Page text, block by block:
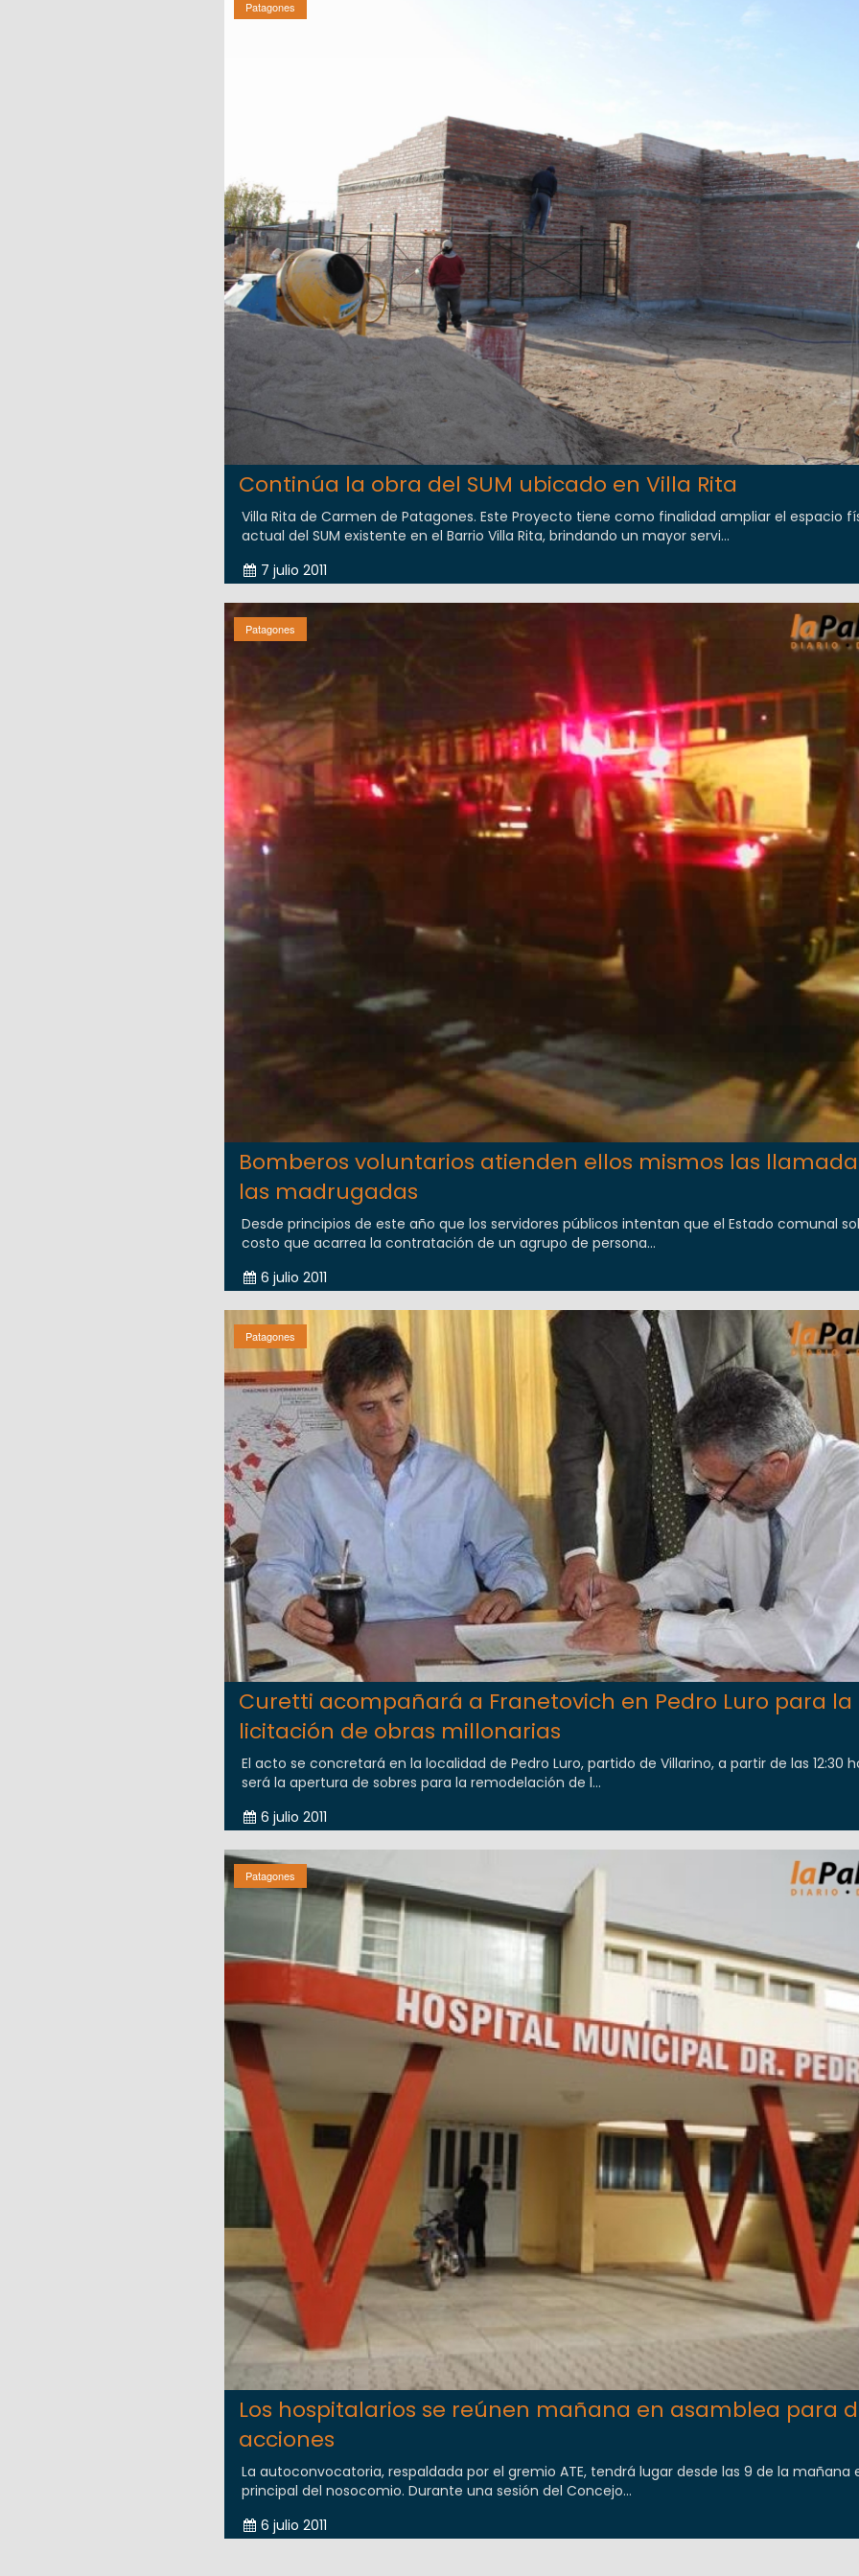
Patagones
Continúa la obra del SUM ubicado en Villa Rita
Villa Rita de Carmen de Patagones. Este Proyecto tiene como finalidad ampliar el espacio
actual del SUM existente en el Barrio Villa Rita, brindando un mayor servi...
7 julio 2011
Patagones
Bomberos voluntarios atienden ellos mismos las
las madrugadas
Desde principios de este año que los servidores públicos intentan que el Estado comunal
costo que acarrea la contratación de un agrupo de persona...
6 julio 2011
Patagones
Curetti acompañará a Franetovich en Pedro Luro para la
licitación de obras millonarias
El acto se concretará en la localidad de Pedro Luro, partido de Villarino, a partir de las 12:30
será la apertura de sobres para la remodelación de l...
6 julio 2011
Patagones
Los hospitalarios se reúnen mañana en asamblea para
acciones
La autoconvocatoria, respaldada por el gremio ATE, tendrá lugar desde las 9 de la mañana
principal del nosocomio. Durante una sesión del Concejo...
6 julio 2011